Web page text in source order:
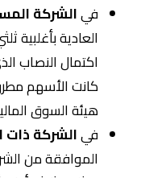
فيالشركة
العادية بأغلبية
اكتمال النصاب
كانت الأسهم
هيئة السوق
فيالشركة ذات
الموافقة من